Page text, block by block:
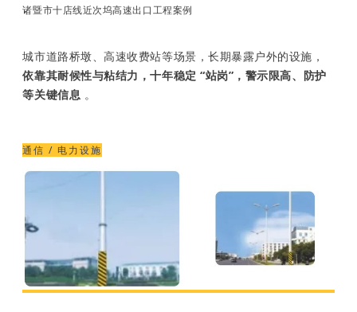
诸暨市十店线近次坞高速出口工程案例
城市道路桥墩、高速收费站等场景，长期暴露户外的设施，
依靠其耐候性与粘结力，十年稳定 “站岗”，警示限高、防护
等关键信息 。
通信 / 电力设施